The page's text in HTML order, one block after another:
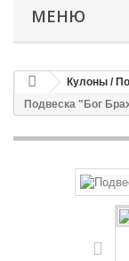
МЕНЮ
Кулоны /
Подвеска "Бог